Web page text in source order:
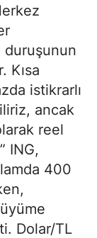
duruşunun
Kısa
istikrarlı
ancak
reel
ING,
400
Dolar/TL